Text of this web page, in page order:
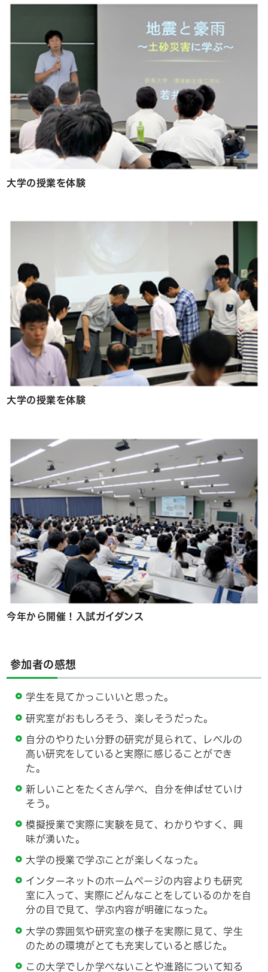
大学の授業を体験
大学の授業を体験
今年から開催！入試ガイダンス
参加者の感想
学生を見てかっこいいと思った。
研究室がおもしろそう、楽しそうだった。
自分のやりたい分野の研究が見られて、レベルの
高い研究をしていると実際に感じることができ
た。
新しいことをたくさん学べ、自分を伸ばせていけ
そう。
模擬授業で実際に実験を見て、わかりやすく、興
味が湧いた。
大学の授業で学ぶことが楽しくなった。
インターネットのホームページの内容よりも研究
室に入って、実際にどんなことをしているのかを自
分の目で見て、学ぶ内容が明確になった。
大学の雰囲気や研究室の様子を実際に見て、学生
のための環境がとても充実していると感じた。
この大学でしか学べないことや進路について知る